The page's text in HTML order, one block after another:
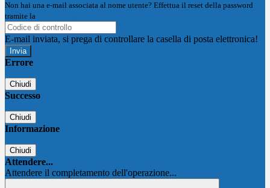
Non hai una e-mail associata al nome utente? Effettua il reset della password
tramite la
E-mail inviata, si prega di controllare la casella di posta elettronica!
Errore
Chiudi
Successo
Chiudi
Informazione
Chiudi
Attendere...
Attendere il completamento dell'operazione...